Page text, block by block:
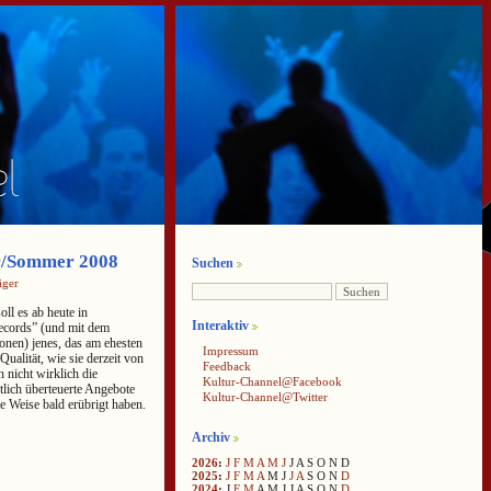
2008
es ab heute in
(und mit dem
jenes, das am ehesten
wie sie derzeit von
nicht wirklich die
überteuerte Angebote
Weise bald erübrigt haben.
Suchen
Interaktiv
Impressum
Feedback
Kultur-Channel@Facebook
Kultur-Channel@Twitter
Archiv
2026: J F M A M J J A S O N D
2025: J F M A M J J A S O N D